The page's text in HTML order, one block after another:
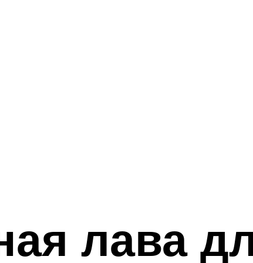
лава